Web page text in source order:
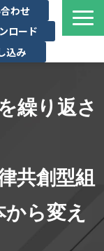
わせ
ロード
込み
繰り返さ
共創型組
ら変え